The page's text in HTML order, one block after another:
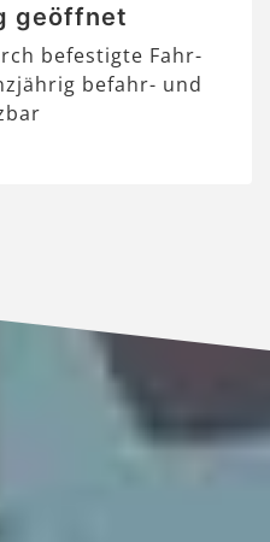
geöffnet
befestigte Fahr-
befahr- und